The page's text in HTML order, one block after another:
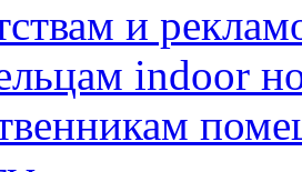
и
indoor